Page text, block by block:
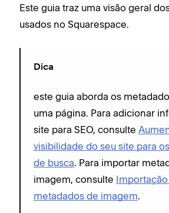
Este guia traz uma visão geral
usados no Squarespace.
Dica
este guia aborda os
uma página. Para adicionar
site para SEO, consulte
visibilidade do seu site para
de busca. Para importar
imagem, consulte
metadados de imagem.